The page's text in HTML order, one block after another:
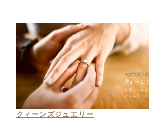
クィーンズジュエリー